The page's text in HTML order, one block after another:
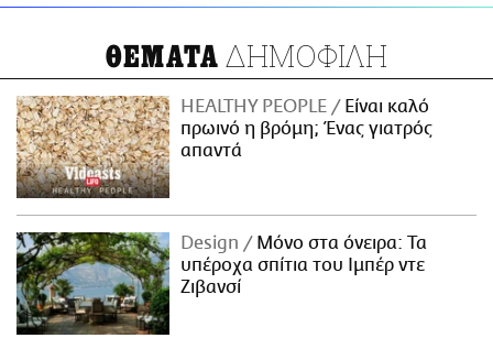
ΘΕΜΑΤΑ ΔΗΜΟΦΙΛΗ
HEALTHY PEOPLE
Είναι καλό
πρωινό η βρόμη; Ένας γιατρός
απαντά
Design
Μόνο στα όνειρα: Τα
υπέροχα σπίτια του Ιμπέρ ντε
Ζιβανσί